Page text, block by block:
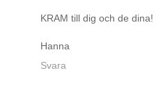
KRAM till dig och de dina!
Hanna
Svara